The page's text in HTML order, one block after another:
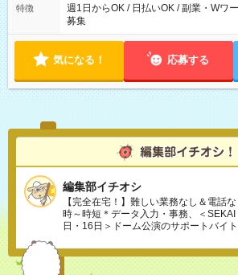
特徴
週1日からOK / 日払いOK / 副業・Wワ
募集
気になる！ 応募する
編集部イチオシ
【完全在宅！】難しい業務なし＆電話
時～時短＊データ入力・事務、＜
日・16日＞ドーム公演のサポートバイ